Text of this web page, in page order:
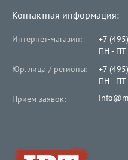
Контактная информация:
Интернет-магазин:
+7
ПН - ПТ
Юр. лица / регионы:
+7
ПН - ПТ
Прием заявок: